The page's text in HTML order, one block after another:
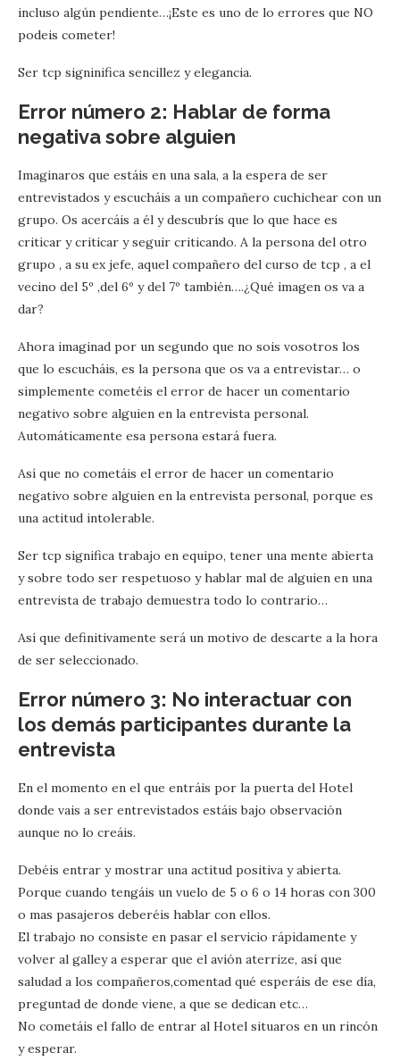
incluso algún pendiente…¡Este es uno de lo errores que NO
podeis cometer!
Ser tcp signinifica sencillez y elegancia.
Error número 2: Hablar de forma
negativa sobre alguien
Imaginaros que estáis en una sala, a la espera de ser
entrevistados y escucháis a un compañero cuchichear con un
grupo. Os acercáis a él y descubrís que lo que hace es
criticar y criticar y seguir criticando. A la persona del otro
grupo , a su ex jefe, aquel compañero del curso de tcp , a el
vecino del 5º ,del 6º y del 7º también….¿Qué imagen os va a
dar?
Ahora imaginad por un segundo que no sois vosotros los
que lo escucháis, es la persona que os va a entrevistar… o
simplemente cometéis el error de hacer un comentario
negativo sobre alguien en la entrevista personal.
Automáticamente esa persona estará fuera.
Así que no cometáis el error de hacer un comentario
negativo sobre alguien en la entrevista personal, porque es
una actitud intolerable.
Ser tcp significa trabajo en equipo, tener una mente abierta
y sobre todo ser respetuoso y hablar mal de alguien en una
entrevista de trabajo demuestra todo lo contrario…
Así que definitivamente será un motivo de descarte a la hora
de ser seleccionado.
Error número 3: No interactuar con
los demás participantes durante la
entrevista
En el momento en el que entráis por la puerta del Hotel
donde vais a ser entrevistados estáis bajo observación
aunque no lo creáis.
Debéis entrar y mostrar una actitud positiva y abierta.
Porque cuando tengáis un vuelo de 5 o 6 o 14 horas con 300
o mas pasajeros deberéis hablar con ellos.
El trabajo no consiste en pasar el servicio rápidamente y
volver al galley a esperar que el avión aterrize, así que
saludad a los compañeros,comentad qué esperáis de ese día,
preguntad de donde viene, a que se dedican etc…
No cometáis el fallo de entrar al Hotel situaros en un rincón
y esperar.